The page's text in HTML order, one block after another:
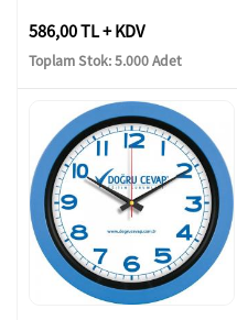
586,00 TL + KDV
Toplam Stok: 5.000 Adet